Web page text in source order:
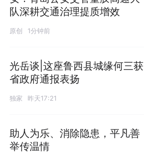
队深耕交通治理提质增效
原创 1分钟前
光岳谈|这座鲁西县城缘何三获
省政府通报表扬
独家 昨天17:21
助人为乐、消除隐患，平凡善
举传温情